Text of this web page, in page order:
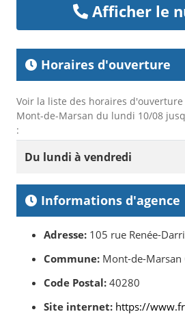
Afficher le
Horaires d'ouverture
Voir la liste des horaires d'ouverture
Mont-de-Marsan du lundi 10/08
:
Du lundi à vendredi
Informations d'agence
Adresse: 105 rue Renée-
Commune: Mont-de-Marsan
Code Postal: 40280
Site internet: https://